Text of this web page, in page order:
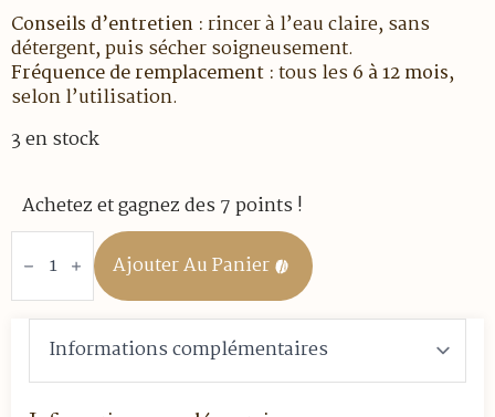
Conseils d’entretien :rincer à l’eau claire, sans
détergent, puis sécher soigneusement.
Fréquence de remplacement :tous les6 à 12 mois,
selon l’utilisation.
3 en stock
Achetez et gagnez des 7 points !
quantité
Joints
Cafetière
Ilsa
Tasses
Ajouter Au Panier